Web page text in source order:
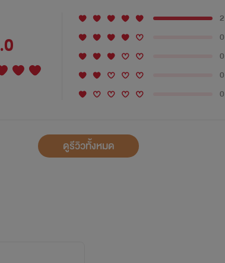
2
0
0
0
0
ดูรีวิวทั้งหมด